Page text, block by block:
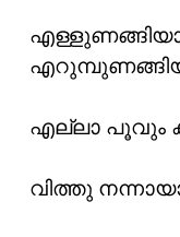
എല്ലാ പൂവും
വിത്തു